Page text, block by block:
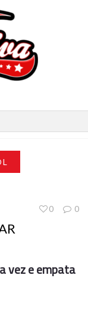
0
0
vez e empata